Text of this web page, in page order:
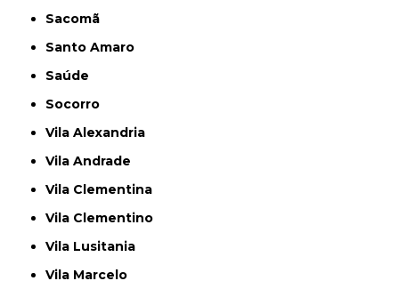
Sacomã
Santo Amaro
Saúde
Socorro
Vila Alexandria
Vila Andrade
Vila Clementina
Vila Clementino
Vila Lusitania
Vila Marcelo